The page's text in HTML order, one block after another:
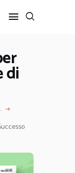
di